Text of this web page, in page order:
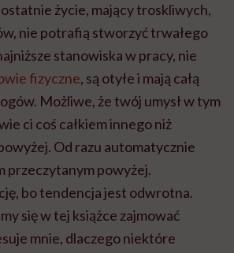
życie, mający troskliwych,
nie potrafią stworzyć trwałego
stanowiska w pracy, nie
fizyczne, są otyłe i mają całą
Możliwe, że twój umysł w tym
ci coś całkiem innego niż
Od razu automatycznie
przeczytanym powyżej.
bo tendencja jest odwrotna.
się w tej książce zajmować
mnie, dlaczego niektóre